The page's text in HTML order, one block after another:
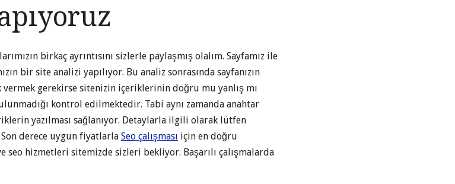
birkaç ayrıntısını sizlerle paylaşmış olalım. Sayfamız ile
bir site analizi yapılıyor. Bu analiz sonrasında sayfanızın
vermek gerekirse sitenizin içeriklerinin doğru mu yanlış mı
kontrol edilmektedir. Tabi aynı zamanda anahtar
yazılması sağlanıyor. Detaylarla ilgili olarak lütfen
derece uygun fiyatlarla Seo çalışması için en doğru
seo hizmetleri sitemizde sizleri bekliyor. Başarılı çalışmalarda